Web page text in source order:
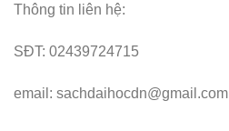
Thông tin liên hệ:
SĐT: 02439724715
email: sachdaihocdn@gmail.com